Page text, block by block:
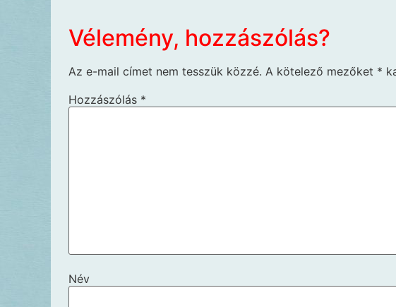
Vélemény, hozzászólás?
Az e-mail címet nem tesszük közzé. A kötelező mezőket *
Hozzászólás *
Név